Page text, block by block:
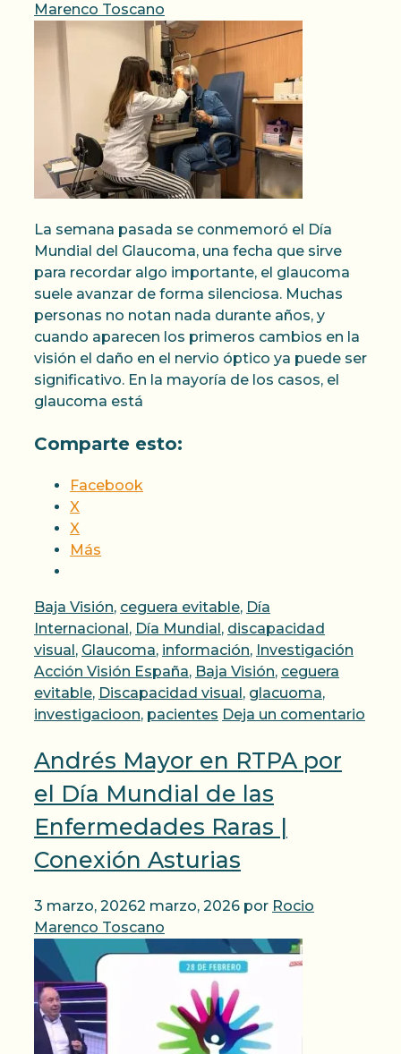
Marenco Toscano
La semana pasada se conmemoró el Día
Mundial del Glaucoma, una fecha que sirve
para recordar algo importante, el glaucoma
suele avanzar de forma silenciosa. Muchas
personas no notan nada durante años, y
cuando aparecen los primeros cambios en la
visión el daño en el nervio óptico ya puede ser
significativo. En la mayoría de los casos, el
glaucoma está
Comparte esto:
Facebook
X
X
Más
Categorías
Baja Visión, ceguera evitable, Día
Internacional , Día Mundial , discapacidad
visual , Glaucoma, información, Investigación
Acción Visión España, Baja Visión, ceguera
evitable, Discapacidad visual , glacuoma,
investigacioon, pacientes Deja un comentario
Andrés Mayor en RTPA por
el Día Mundial de las
Enfermedades Raras |
Conexión Asturias
3 marzo, 20262 marzo, 2026 por Rocio
Marenco Toscano